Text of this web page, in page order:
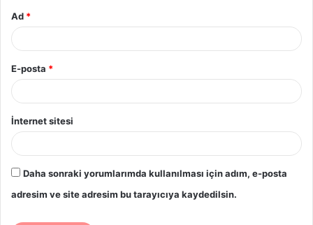
Ad *
E-posta *
İnternet sitesi
Daha sonraki yorumlarımda kullanılması için adım, e-posta
adresim ve site adresim bu tarayıcıya kaydedilsin.